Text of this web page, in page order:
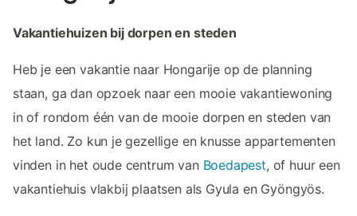
Vakantiehuizen bij dorpen en steden
Heb je een vakantie naar Hongarije op de planning
staan, ga dan opzoek naar een mooie vakantiewoning
in of rondom één van de mooie dorpen en steden van
het land. Zo kun je gezellige en knusse appartementen
vinden in het oude centrum van Boedapest, of huur een
vakantiehuis vlakbij plaatsen als Gyula en Gyöngyös.